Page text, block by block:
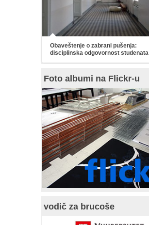
Obaveštenje o zabrani pušenja:
disciplinska odgovornost studenata
Foto albumi na Flickr-u
vodič za brucoše